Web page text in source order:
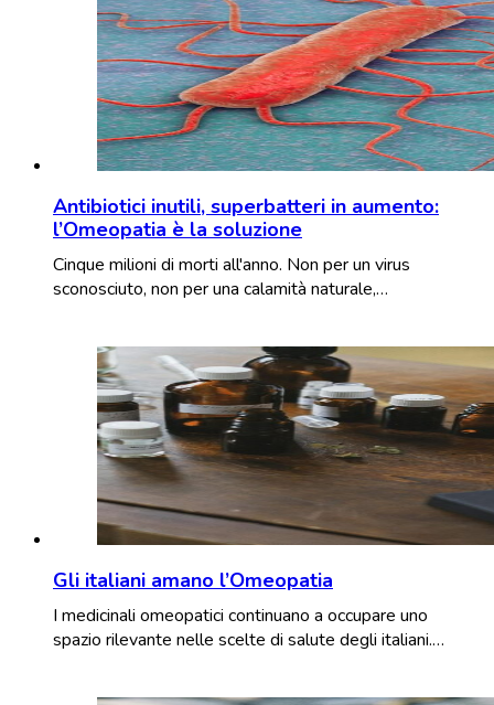
Antibiotici inutili, superbatteri in aumento:
l’Omeopatia è la soluzione
Cinque milioni di morti all'anno. Non per un virus
sconosciuto, non per una calamità naturale,…
Gli italiani amano l’Omeopatia
I medicinali omeopatici continuano a occupare uno
spazio rilevante nelle scelte di salute degli italiani.…